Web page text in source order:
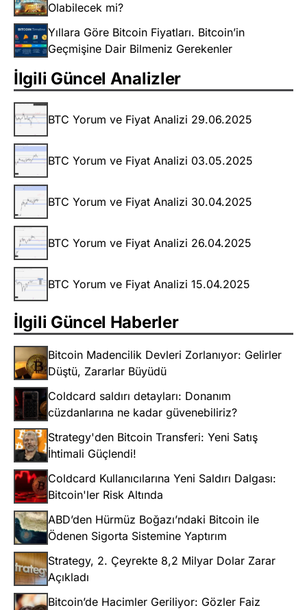
Olabilecek mi?
Yıllara Göre Bitcoin Fiyatları. Bitcoin’in
Geçmişine Dair Bilmeniz Gerekenler
İlgili Güncel Analizler
BTC Yorum ve Fiyat Analizi 29.06.2025
BTC Yorum ve Fiyat Analizi 03.05.2025
BTC Yorum ve Fiyat Analizi 30.04.2025
BTC Yorum ve Fiyat Analizi 26.04.2025
BTC Yorum ve Fiyat Analizi 15.04.2025
İlgili Güncel Haberler
Bitcoin Madencilik Devleri Zorlanıyor: Gelirler
Düştü, Zararlar Büyüdü
Coldcard saldırı detayları: Donanım
cüzdanlarına ne kadar güvenebiliriz?
Strategy'den Bitcoin Transferi: Yeni Satış
İhtimali Güçlendi!
Coldcard Kullanıcılarına Yeni Saldırı Dalgası:
Bitcoin'ler Risk Altında
ABD’den Hürmüz Boğazı’ndaki Bitcoin ile
Ödenen Sigorta Sistemine Yaptırım
Strategy, 2. Çeyrekte 8,2 Milyar Dolar Zarar
Açıkladı
Bitcoin’de Hacimler Geriliyor: Gözler Faiz